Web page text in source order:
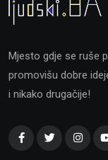
Mjesto gdje se ruše
promovišu dobre
i nikako drugačije!